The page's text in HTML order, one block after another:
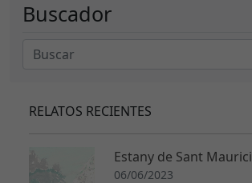
Buscador
RELATOS RECIENTES
Estany de Sant Maurici
06/06/2023